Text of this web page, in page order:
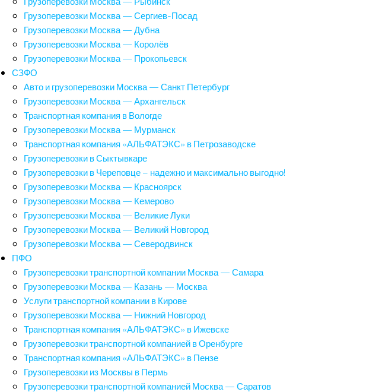
Грузоперевозки Москва — Сергиев-Посад
Грузоперевозки Москва — Дубна
Грузоперевозки Москва — Королёв
Грузоперевозки Москва — Прокопьевск
СЗФО
Авто и грузоперевозки Москва — Санкт Петербург
Грузоперевозки Москва — Архангельск
Транспортная компания в Вологде
Грузоперевозки Москва — Мурманск
Транспортная компания «АЛЬФАТЭКС» в Петрозаводске
Грузоперевозки в Сыктывкаре
Грузоперевозки в Череповце – надежно и максимально выгодно!
Грузоперевозки Москва — Красноярск
Грузоперевозки Москва — Кемерово
Грузоперевозки Москва — Великие Луки
Грузоперевозки Москва — Великий Новгород
Грузоперевозки Москва — Северодвинск
ПФО
Грузоперевозки транспортной компании Москва — Самара
Грузоперевозки Москва — Казань — Москва
Услуги транспортной компании в Кирове
Грузоперевозки Москва — Нижний Новгород
Транспортная компания «АЛЬФАТЭКС» в Ижевске
Грузоперевозки транспортной компанией в Оренбурге
Транспортная компания «АЛЬФАТЭКС» в Пензе
Грузоперевозки из Москвы в Пермь
Грузоперевозки транспортной компанией Москва — Саратов